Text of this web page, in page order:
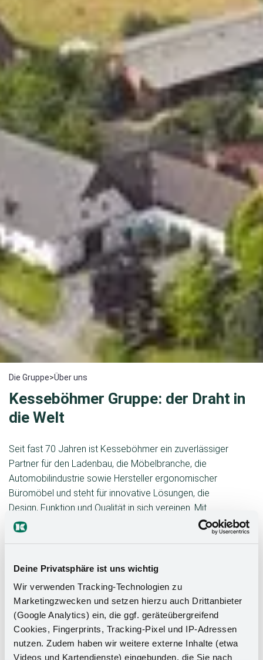
Deine Privatsphäre ist uns wichtig
Wir verwenden Tracking-Technologien zu
Marketingzwecken und setzen hierzu auch Drittanbieter
(Google Analytics) ein, die ggf. geräteübergreifend
Cookies, Fingerprints, Tracking-Pixel und IP-Adressen
nutzen. Zudem haben wir weitere externe Inhalte (etwa
Videos und Kartendienste) eingebunden, die Sie nach
Die Gruppe>Über uns
Kesseböhmer Gruppe: der Draht in
die Welt
Seit fast 70 Jahren ist Kesseböhmer ein zuverlässiger
Partner für den Ladenbau, die Möbelbranche, die
Automobilindustrie sowie Hersteller ergonomischer
Büromöbel und steht für innovative Lösungen, die
Design, Funktion und Qualität in sich vereinen. Mit
seiner Kernkompetenz in der Metallverarbeitung ist
das inhabergeführte Familienunternehmen weltweit
Standorten. Im Jahre 2022 lag der Gesamtumsatz bei
695 Millionen Euro. Dabei setzt das in dritter
Generation von Oliver Kesseböhmer geführte
Unternehmen mit einer Verbindung aus Tradition und
Innovation immer wieder Maßstäbe – sowohl
hinsichtlich der Produkte als auch in Hinblick auf eine
nachhaltige Geschäftstätigkeit. Im Jahr 2023 wurde